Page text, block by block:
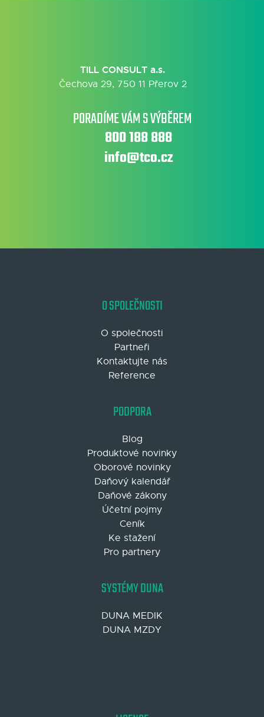
TILL CONSULT a.s.
Čechova 29, 750 11 Přerov 2
PORADÍME VÁM S VÝBĚREM
800 188 888
info@tco.cz
O SPOLEČNOSTI
O společnosti
Partneři
Kontaktujte nás
Reference
PODPORA
Blog
Produktové novinky
Oborové novinky
Daňový kalendář
Daňové zákony
Účetní pojmy
Ceník
Ke stažení
Pro partnery
SYSTÉMY DUNA
DUNA MEDIK
DUNA MZDY